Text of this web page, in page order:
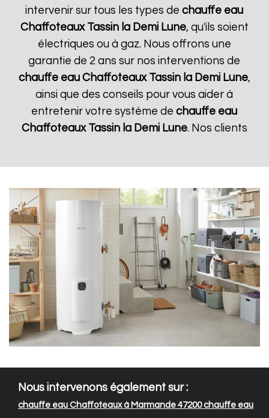
intervenir sur tous les types dechauffe eau
Chaffoteaux Tassin la Demi Lune, qu'ils soient
électriques ou à gaz. Nous offrons une
garantie de 2 ans sur nos interventions de
chauffe eau Chaffoteaux Tassin la Demi Lune,
ainsi que des conseils pour vous aider à
entretenir votre système dechauffe eau
Chaffoteaux Tassin la Demi Lune. Nos clients
Nous intervenons également sur :
chauffe eau Chaffoteaux à Marmande 47200chauffe eau